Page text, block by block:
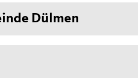
Dülmen